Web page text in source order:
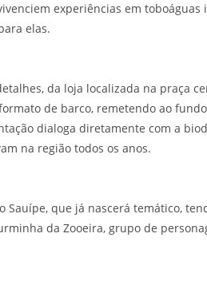
experiências em
elas.
da loja localizada na praça
de barco, remetendo ao
dialoga diretamente com a
na região todos os anos.
Sauípe, que já nascerá temático,
da Zooeira, grupo de